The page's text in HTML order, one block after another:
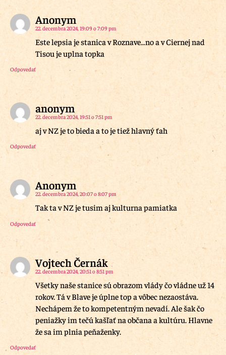
Anonym
22. decembra 2024, 19:09 o 7:09 pm
Este lepsia je stanica v Roznave…no a v Ciernej nad
Tisou je uplna topka
Odpovedať
anonym
22. decembra 2024, 19:51 o 7:51 pm
aj v NZ je to bieda a to je tiež hlavný ťah
Odpovedať
Anonym
22. decembra 2024, 20:07 o 8:07 pm
Tak ta v NZ je tusim aj kulturna pamiatka
Odpovedať
Vojtech Černák
22. decembra 2024, 20:51 o 8:51 pm
Všetky naše stanice sú obrazom vlády čo vládne už 14
rokov. Tá v Blave je úplne top a vôbec nezaostáva.
Nechápem že to kompetentným nevadí. Ale šak čo
peniažky im tečú kašľať na občana a kultúru. Hlavne
že sa im plnia peňaženky.
Odpovedať